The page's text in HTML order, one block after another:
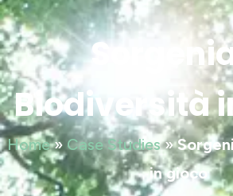
Biodiversità
Home» Case Studies»
in gioco